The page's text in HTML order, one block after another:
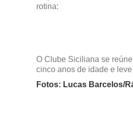
rotina:
O Clube Siciliana se
cinco anos de idade e
Fotos: Lucas Barcelos/